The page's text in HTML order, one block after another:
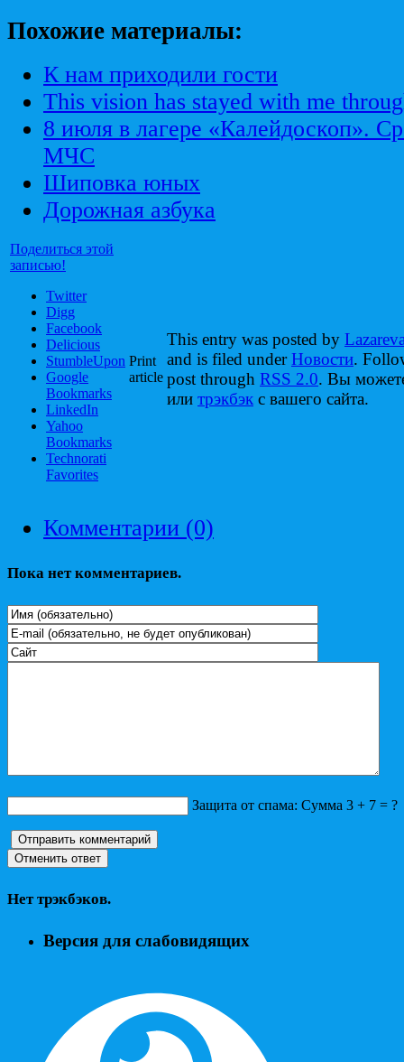
Похожие материалы:
К нам приходили гости
This vision has stayed with me
8 июля в лагере «Калейдоскоп».
МЧС
Шиповка юных
Дорожная азбука
Поделиться этой
записью!
Twitter
Digg
Facebook
Delicious
StumbleUpon
Google
Bookmarks
LinkedIn
Yahoo
Bookmarks
Technorati
Favorites
Print
article
This entry was posted by
and is filed underНовости.
post through RSS 2.0. Вы
или трэкбэк с вашего сайта.
Комментарии (0)
Пока нет комментариев.
Защита от спама: Сумма 3 + 7 = ?
Нет трэкбэков.
Версия для слабовидящих